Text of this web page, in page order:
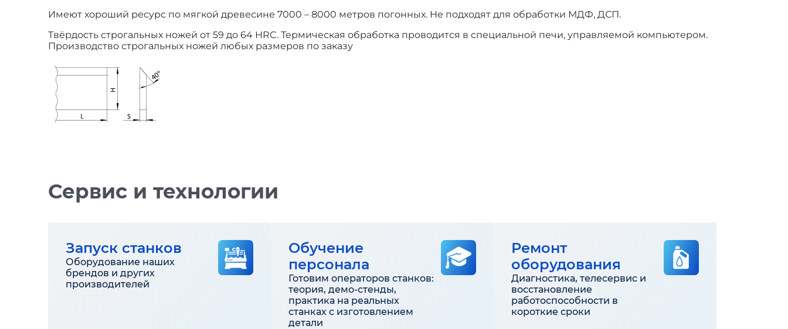
Имеют хороший ресурс по мягкой древесине 7000 – 8000 метров погонных. Не подходят для обработки МДФ, ДСП.
Твёрдость строгальных ножей от 59 до 64 HRC. Термическая обработка проводится в специальной печи, управляемой компьютером.
Производство строгальных ножей любых размеров по заказу
Сервис и технологии
Запуск станков
Оборудование наших
брендов и других
производителей
Обучение
персонала
Готовим операторов станков:
теория, демо-стенды,
практика на реальных
станках с изготовлением
детали
Ремонт
оборудования
Диагностика, телесервис и
восстановление
работоспособности в
короткие сроки